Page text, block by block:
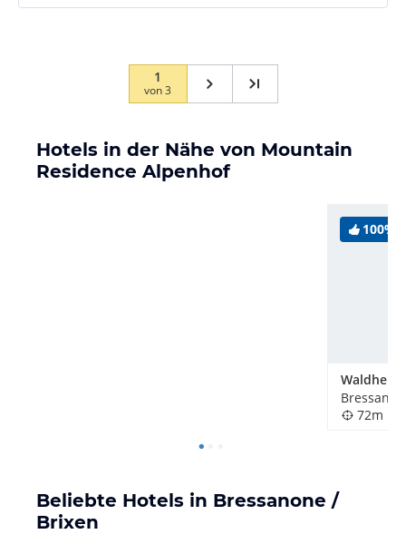
tatsächlich noch selbst und sie versteht ihr
1
von3
Hotels in der Nähe von Mountain
Residence Alpenhof
100%
72m
Beliebte Hotels in Bressanone /
Brixen